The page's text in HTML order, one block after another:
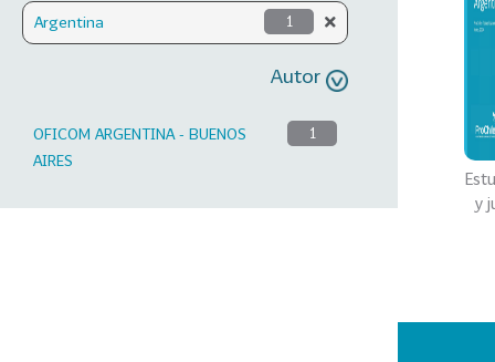
Argentina 1
Autor
OFICOM ARGENTINA - BUENOS
AIRES
1
y